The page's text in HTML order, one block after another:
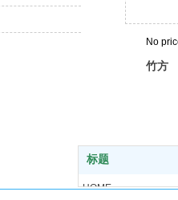
No
竹方
标题
HOME